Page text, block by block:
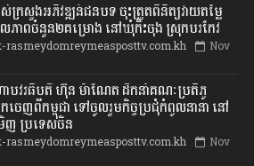
ពស់ក្រសួងអភិវឌ្ឍន៍ជនបទ ចុះត្រួតពិនិត្យវាយតម្លៃ
ភាពចំនួន២គម្រោង នៅឃុំកិះចុង ស្រុកបរកែវ
Nov
ាបវរធិបតី ហ៊ុន ម៉ាណែត ដឹកនាំគណៈប្រតិភូ
ចេញពីកម្ពុជា ទៅចូលរួមកិច្ចប្រជុំកំពូលនានា នៅ
ញ ប្រទេសចិន
Nov